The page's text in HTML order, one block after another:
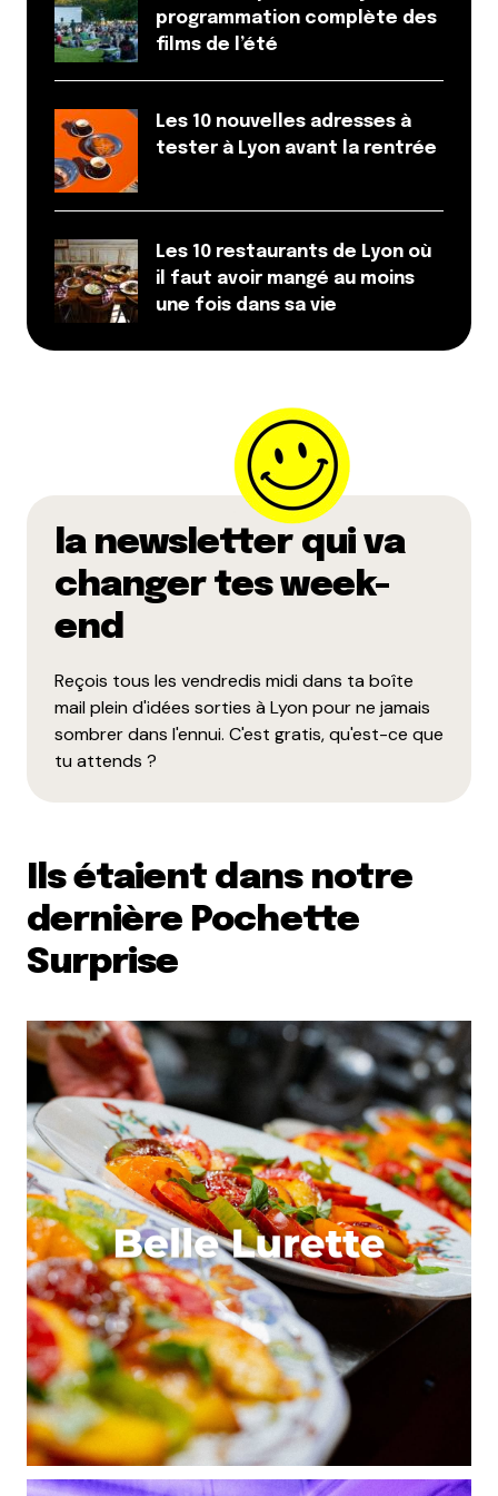
Votre adresse e-mail ne sera pas publiée. Les
Name*
Enregistrer mon nom, mon e-mail et mon site dans le
navigateur pour mon prochain commentaire.
Prévenez-moi de tous les nouveaux commentaires
Et bim !
programmation complète des
films de l’été
Les 10 nouvelles adresses à
tester à Lyon avant la rentrée
Les 10 restaurants de Lyon où
il faut avoir mangé au moins
une fois dans sa vie
la newsletter qui va
changer tes week-
end
Reçois tous les vendredis midi dans ta boîte
mail plein d'idées sorties à Lyon pour ne jamais
sombrer dans l'ennui. C'est gratis, qu'est-ce que
tu attends ?
Ils étaient dans notre
dernière Pochette
Surprise